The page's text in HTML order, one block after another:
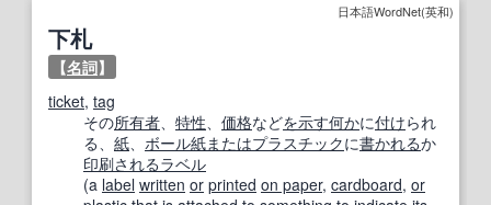
日本語WordNet(英和)
下札
【名詞】
ticket, tag
その所有者 特性 価格などを示す何かに付けられ
る、 紙 ボール紙またはプラスチックに書かれるか
印刷されるラベル
(a label written or printed on paper, cardboard, or